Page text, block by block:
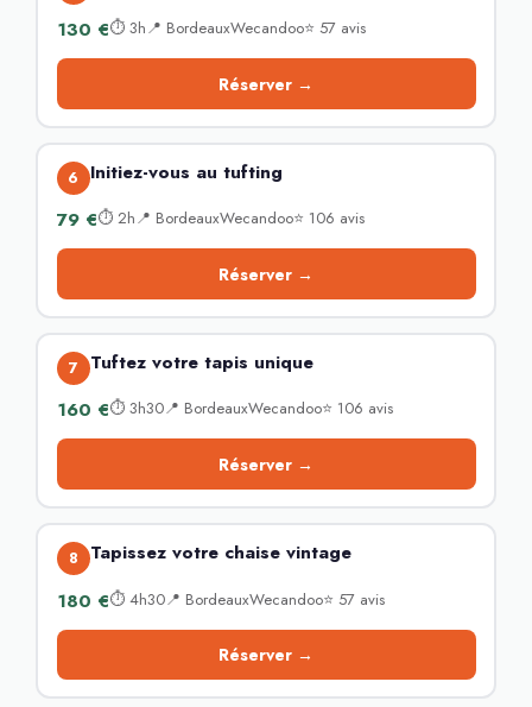
130 €⏱ 3h📍 BordeauxWecandoo⭐ 57 avis
Réserver →
6 Initiez-vous au tufting
79 €⏱ 2h📍 BordeauxWecandoo⭐ 106 avis
Réserver →
7 Tuftez votre tapis unique
160 €⏱ 3h30📍 BordeauxWecandoo⭐ 106 avis
Réserver →
8 Tapissez votre chaise vintage
180 €⏱ 4h30📍 BordeauxWecandoo⭐ 57 avis
Réserver →